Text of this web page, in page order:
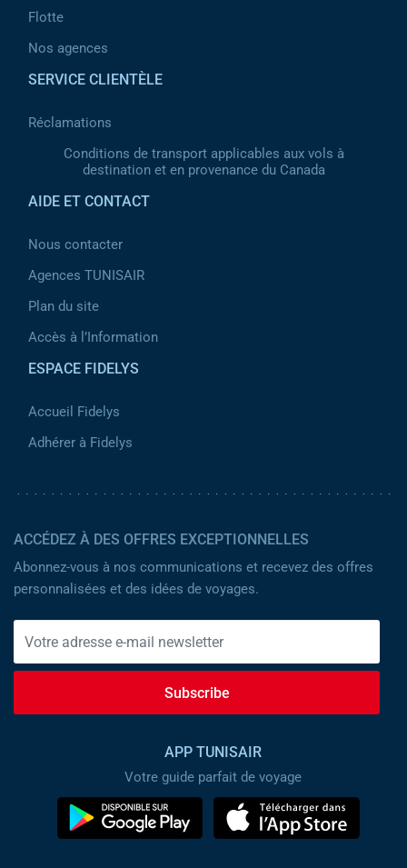
Flotte
Nos agences
SERVICE CLIENTÈLE
Réclamations
Conditions de transport applicables aux vols à
destination et en provenance du Canada
AIDE ET CONTACT
Nous contacter
Agences TUNISAIR
Plan du site
Accès à l’Information
ESPACE FIDELYS
Accueil Fidelys
Adhérer à Fidelys
ACCÉDEZ À DES OFFRES EXCEPTIONNELLES
Abonnez-vous à nos communications et recevez des offres
personnalisées et des idées de voyages.
Subscribe
APP TUNISAIR
Votre guide parfait de voyage